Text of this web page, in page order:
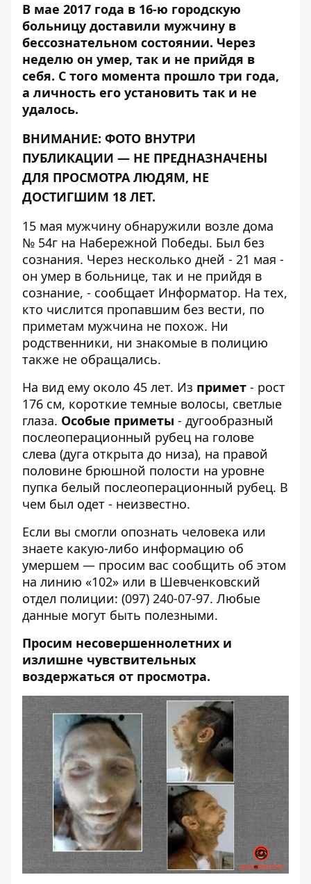
В мае 2017 года в 16-ю городскую
больницу доставили мужчину в
бессознательном состоянии. Через
неделю он умер, так и не прийдя в
себя. С того момента прошло три года,
а личность его установить так и не
удалось.
ВНИМАНИЕ: ФОТО ВНУТРИ
ПУБЛИКАЦИИ — НЕ ПРЕДНАЗНАЧЕНЫ
ДЛЯ ПРОСМОТРА ЛЮДЯМ, НЕ
ДОСТИГШИМ 18 ЛЕТ.
15 мая мужчину обнаружили возле дома
№ 54г на Набережной Победы. Был без
сознания. Через несколько дней - 21 мая -
он умер в больнице, так и не прийдя в
сознание, - сообщает Информатор. На тех,
кто числится пропавшим без вести, по
приметам мужчина не похож. Ни
родственники, ни знакомые в полицию
также не обращались.
На вид ему около 45 лет. Из примет - рост
176 см, короткие темные волосы, светлые
глаза. Особые приметы - дугообразный
послеоперационный рубец на голове
слева (дуга открыта до низа), на правой
половине брюшной полости на уровне
пупка белый послеоперационный рубец. В
чем был одет - неизвестно.
Если вы смогли опознать человека или
знаете какую-либо информацию об
умершем — просим вас сообщить об этом
на линию «102» или в Шевченковский
отдел полиции: (097) 240-07-97. Любые
данные могут быть полезными.
Просим несовершеннолетних и
излишне чувствительных
воздержаться от просмотра.